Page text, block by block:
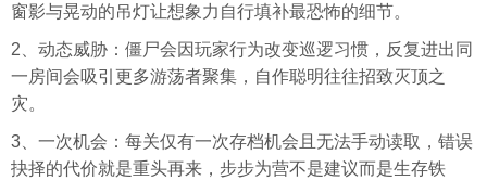
窗影与晃动的吊灯让想象力自行填补最恐怖的细节。
2、动态威胁：僵尸会因玩家行为改变巡逻习惯，反复进出同
一房间会吸引更多游荡者聚集，自作聪明往往招致灭顶之
灾。
3、一次机会：每关仅有一次存档机会且无法手动读取，错误
抉择的代价就是重头再来，步步为营不是建议而是生存铁